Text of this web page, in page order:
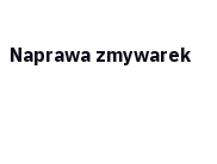
Naprawa zmywarek